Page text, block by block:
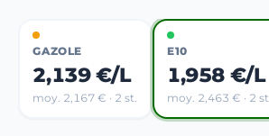
GAZOLE
2,139 €/L
moy. 2,167 € · 2 st.
E10
1,958 €/L
moy. 2,463 € · 2 st.